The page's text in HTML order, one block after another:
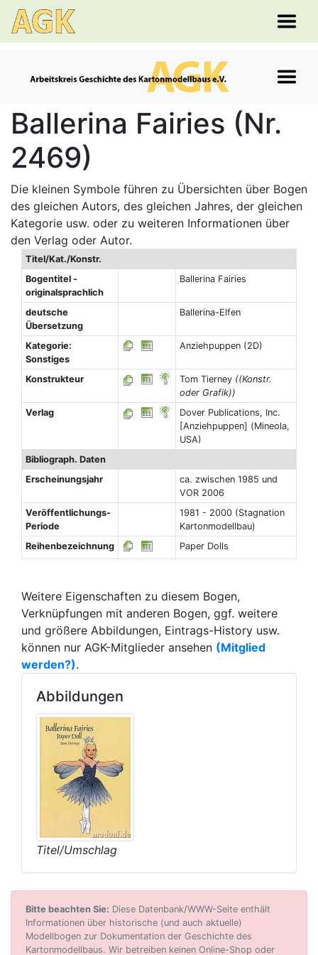
Ballerina Fairies (Nr.
2469)
Die kleinen Symbole führen zu Übersichten über Bogen
des gleichen Autors, des gleichen Jahres, der gleichen
Kategorie usw. oder zu weiteren Informationen über
den Verlag oder Autor.
Titel/Kat./Konstr.
Bogentitel -
originalsprachlich
Ballerina Fairies
deutsche
Übersetzung
Ballerina-Elfen
Kategorie:
Sonstiges
Anziehpuppen (2D)
Konstrukteur Tom Tierney ((Konstr.
oder Grafik))
Verlag
Dover Publications, Inc.
[Anziehpuppen] (Mineola,
USA)
Bibliograph. Daten
Erscheinungsjahr
ca. zwischen 1985 und
VOR 2006
Veröffentlichungs-
Periode
1981 - 2000 (Stagnation
Kartonmodellbau)
Reihenbezeichnung
Paper Dolls
Weitere Eigenschaften zu diesem Bogen,
Verknüpfungen mit anderen Bogen, ggf. weitere
und größere Abbildungen, Eintrags-History usw.
können nur AGK-Mitglieder ansehen (Mitglied
werden?).
Abbildungen
Titel/Umschlag
Bitte beachten Sie: Diese Datenbank/WWW-Seite enthält
Informationen über historische (und auch aktuelle)
Modellbogen zur Dokumentation der Geschichte des
Kartonmodellbaus. Wir betreiben keinen Online-Shop oder